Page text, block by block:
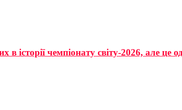
в історії чемпіонату світу-2026, але